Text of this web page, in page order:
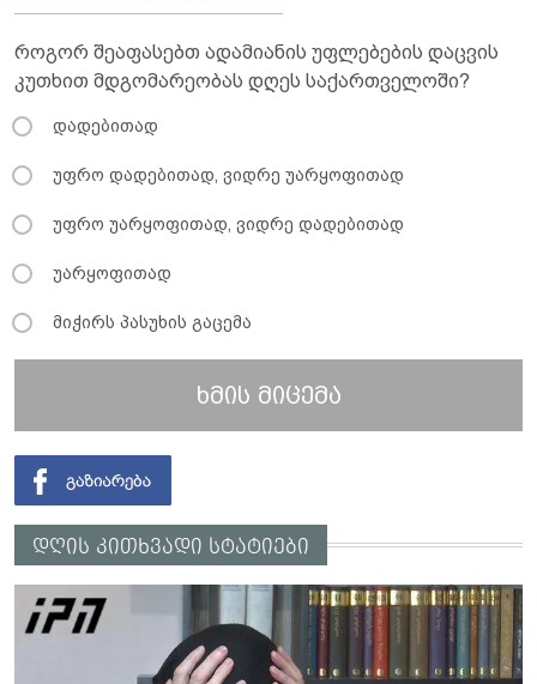
როგორ შეაფასებთ ადამიანის უფლებების დაცვის
კუთხით მდგომარეობას დღეს საქართველოში?
დადებითად
უფრო დადებითად, ვიდრე უარყოფითად
უფრო უარყოფითად, ვიდრე დადებითად
უარყოფითად
მიჭირს პასუხის გაცემა
ხმის მიცემა
დღის კითხვადი სტატიები